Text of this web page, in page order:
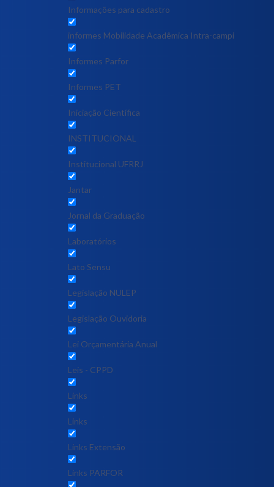
Informações para cadastro
informes Mobilidade Acadêmica Intra-campi
Informes Parfor
Informes PET
Iniciação Científica
INSTITUCIONAL
Institucional UFRRJ
Jantar
Jornal da Graduação
Laboratórios
Lato Sensu
Legislação NULEP
Legislação Ouvidoria
Lei Orçamentária Anual
Leis - CPPD
Links
Links
Links Extensão
Links PARFOR